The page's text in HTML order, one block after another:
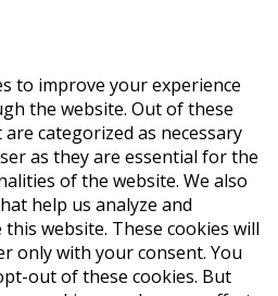
to improve your experience
the website. Out of these
categorized as necessary
as they are essential for the
of the website. We also
help us analyze and
website. These cookies will
only with your consent. You
out of these cookies. But